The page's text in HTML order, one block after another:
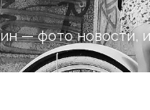
— фото новости,